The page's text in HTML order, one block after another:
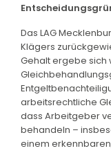
Das LAG
Klägers
Gehalt ergebe
arbeitsrechtliche
dass Arbeitgeber
behandeln –
einem